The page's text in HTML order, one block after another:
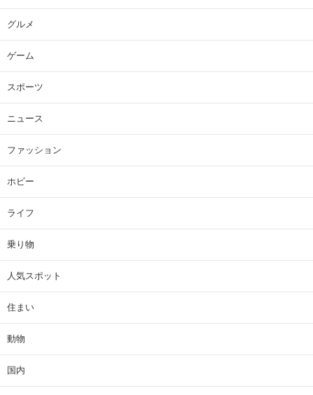
グルメ
ゲーム
スポーツ
ニュース
ファッション
ホビー
ライフ
乗り物
人気スポット
住まい
動物
国内